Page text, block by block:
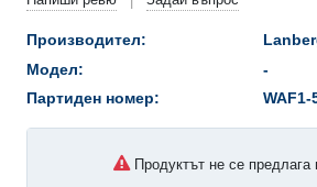
Производител:
Модел:
-
Партиден номер:
WAF1-
Продуктът не се